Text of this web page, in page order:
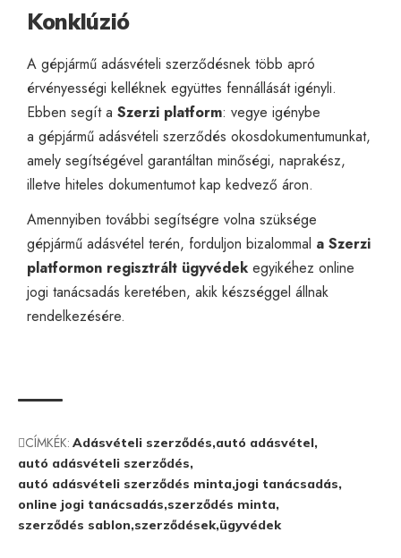
Konklúzió
A gépjármű adásvételi szerződésnek több apró
érvényességi kelléknek együttes fennállását igényli.
Ebben segít a Szerzi platform: vegye igénybe
a gépjármű adásvételi szerződés okosdokumentumunkat,
amely segítségével garantáltan minőségi, naprakész,
illetve hiteles dokumentumot kap kedvező áron.
Amennyiben további segítségre volna szüksége
gépjármű adásvétel terén, forduljon bizalommal a Szerzi
platformon regisztrált ügyvédek egyikéhez online
jogi tanácsadás keretében, akik készséggel állnak
rendelkezésére.
CÍMKÉK: Adásvételi szerződés autó adásvétel
autó adásvételi szerződés
autó adásvételi szerződés minta jogi tanácsadás
online jogi tanácsadás szerződés minta
szerződés sablon szerződések ügyvédek